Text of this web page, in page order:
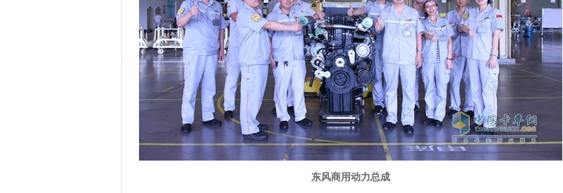
东风商用动力总成